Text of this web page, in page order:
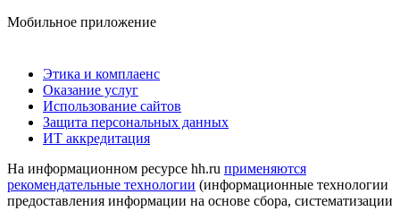
Мобильное приложение
Этика и комплаенс
Оказание услуг
Использование сайтов
Защита персональных данных
ИТ аккредитация
На информационном ресурсе hh.ru применяются
рекомендательные технологии (информационные технологии
предоставления информации на основе сбора, систематизации